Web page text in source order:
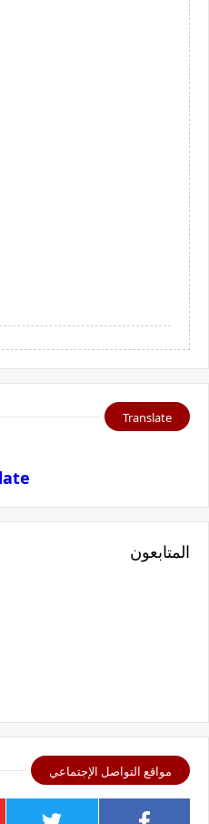
Translate
المتابعون
مواقع التواصل الإجتماعي